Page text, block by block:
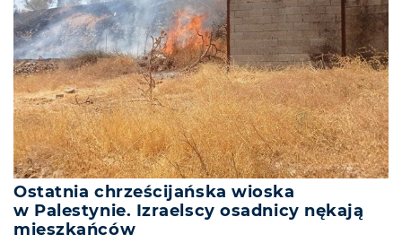
Ostatnia chrześcijańska wioska
w Palestynie. Izraelscy osadnicy nękają
mieszkańców